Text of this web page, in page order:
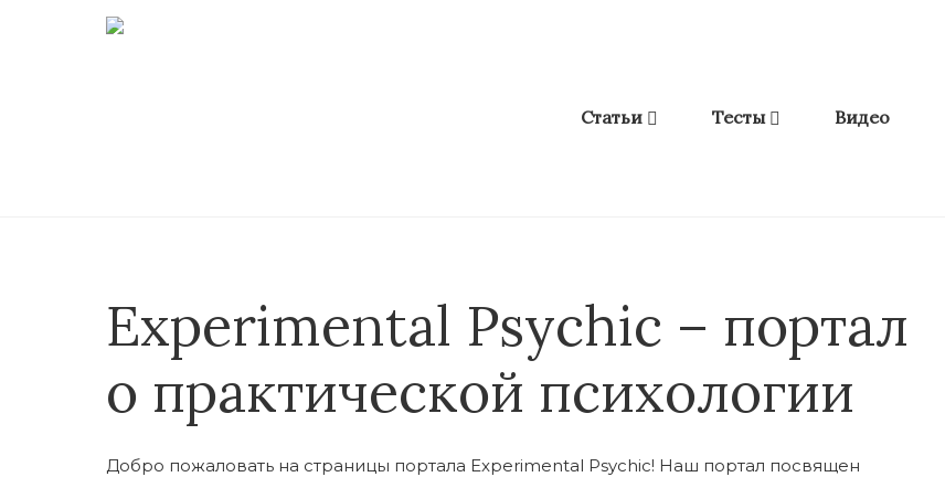
Статьи Тесты Видео
Experimental Psychic – портал
о практической психологии
Добро пожаловать на страницы портала Experimental Psychic! Наш портал посвящен